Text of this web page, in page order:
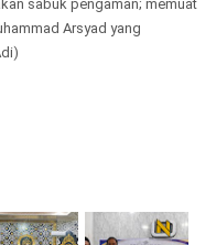
sabuk pengaman; memuat
Arsyad yang